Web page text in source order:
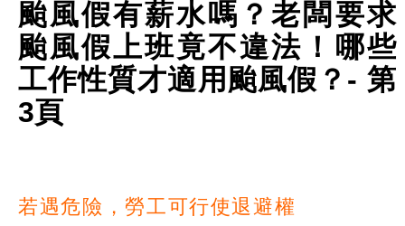
颱風假有薪水嗎？老闆要求
颱風假上班竟不違法！哪些
工作性質才適用颱風假？- 第
3頁
若遇危險，勞工可行使退避權